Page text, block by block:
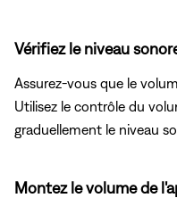
Vérifiez le niveau
Assurez-vous que le
Utilisez le contrôle du
graduellement le niveau
Montez le volume de